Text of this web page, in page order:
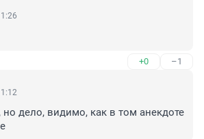
+0 –1
но дело, видимо, как в том анекдоте